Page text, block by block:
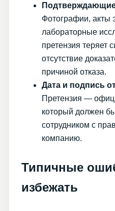
Фотографии, акты
лабораторные
претензия теряет
отсутствие
причиной отказа.
Дата и подпись
Претензия —
который должен
сотрудником с
компанию.
Типичные
избежать